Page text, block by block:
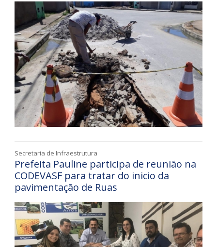
Secretaria de Infraestrutura
Prefeita Pauline participa de reunião na
CODEVASF para tratar do inicio da
pavimentação de Ruas